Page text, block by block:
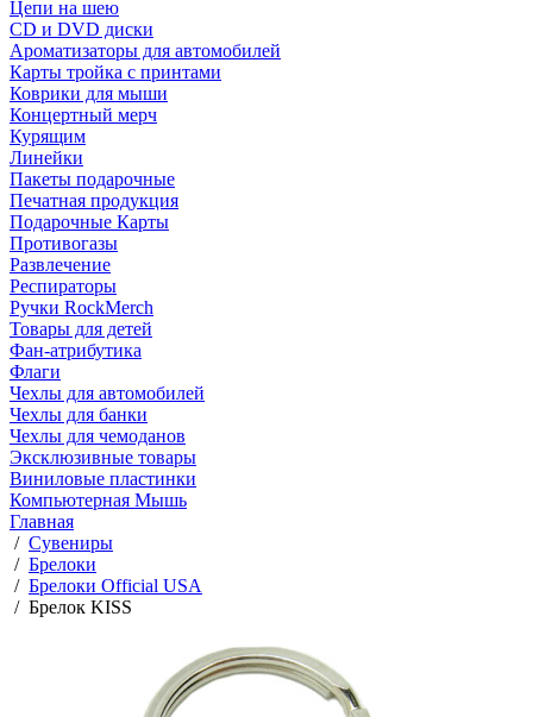
Цепи на шею
CD и DVD диски
Ароматизаторы для автомобилей
Карты тройка с принтами
Коврики для мыши
Концертный мерч
Курящим
Линейки
Пакеты подарочные
Печатная продукция
Подарочные Карты
Противогазы
Развлечение
Респираторы
Ручки RockMerch
Товары для детей
Фан-атрибутика
Флаги
Чехлы для автомобилей
Чехлы для банки
Чехлы для чемоданов
Эксклюзивные товары
Виниловые пластинки
Компьютерная Мышь
Главная
/ Сувениры
/ Брелоки
/ Брелоки Official USA
/ Брелок KISS